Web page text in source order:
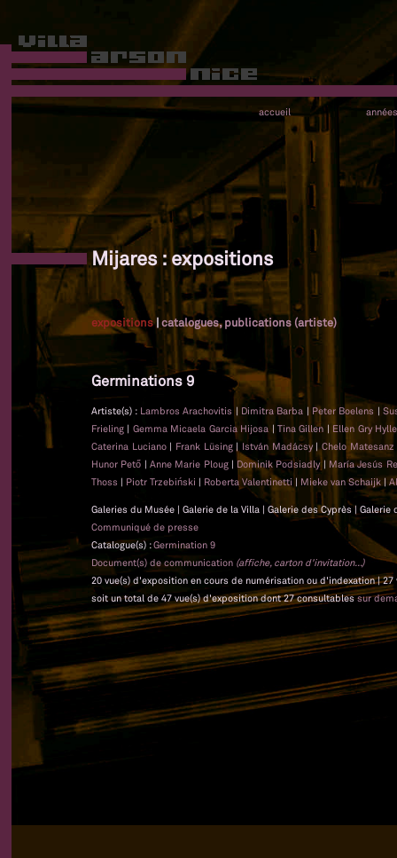
accueil années
Mijares : expositions
expositions|catalogues, publications (artiste)
Germinations 9
Artiste(s) : Lambros Arachovitis | Dimitra Barba | Peter Boelens |
Frieling | Gemma Micaela Garcia Hijosa |Tina Gillen | Ellen Gry
Caterina Luciano | Frank Lüsing| István Madácsy |Chelo Matesanz
Hunor Pető | Anne Marie Ploug | Dominik Podsiadly | María Jesús
Thoss | Piotr Trzebiński | Roberta Valentinetti | Mieke van Schaijk |
Galeries du Musée | Galerie de la Villa | Galerie des Cyprès |
Communiqué de presse
Catalogue(s) :Germination 9
Document(s) de communication (affiche, carton d'invitation...)
20 vue(s) d'exposition en cours de numérisation ou d'indexation |
soit un total de 47 vue(s) d'exposition dont 27 consultablessur